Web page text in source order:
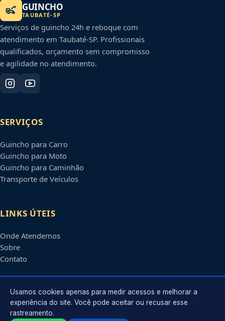
GUINCHO
TAUBATÉ-SP
Serviços de guincho 24h e reboque com
atendimento em Taubaté-SP. Profissionais
qualificados, orçamento sem compromisso
e agilidade no atendimento.
SERVIÇOS
Guincho para Carro
Guincho para Moto
Guincho para Caminhão
Transporte de Veículos
LINKS ÚTEIS
Onde Atendemos
Sobre
Contato
CONTATO
Atendimento em
Usamos cookies apenas para medir acessos e melhorar a
experiência do site. Você pode aceitar ou recusar esse
rastreamento.